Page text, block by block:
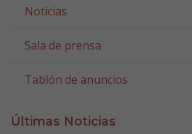
Noticias
Sala de prensa
Tablón de anuncios
Últimas Noticias